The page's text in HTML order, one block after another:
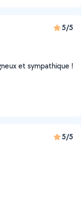
5/5
et sympathique !
5/5